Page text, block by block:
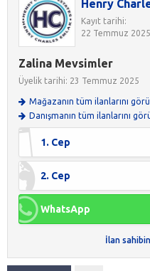
Henry
Kayıt tarihi:
22 Temmuz
Zalina Mevsimler
Üyelik tarihi: 23 Temmuz 2025
Mağazanın tüm ilanlarını
Danışmanın tüm ilanlarını
1. Cep
2. Cep
WhatsApp
İlan